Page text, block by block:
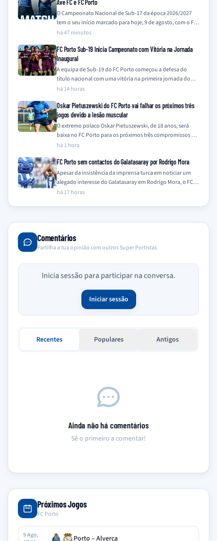
Ave FC e FC Porto
O Campeonato Nacional de Sub-17 da época 2026/2027
tem o seu início marcado para hoje, 9 de agosto, com o FC
Porto,…
há 47 minutos
FC Porto Sub-19 Inicia Campeonato com Vitória na Jornada
Inaugural
A equipa de Sub-19 do FC Porto começou a defesa do
título nacional com uma vitória na primeira jornada do
Campeonato Nacional…
há 14 horas
Oskar Pietuszewski do FC Porto vai falhar os próximos três
jogos devido a lesão muscular
O extremo polaco Oskar Pietuszewski, de 18 anos, será
baixa no FC Porto para os próximos três compromissos da
equipa, frente a…
há 1 hora
FC Porto sem contactos do Galatasaray por Rodrigo Mora
Apesar da insistência da imprensa turca em noticiar um
alegado interesse do Galatasaray em Rodrigo Mora, o FC
Porto nega qualquer contacto…
há 17 horas
Comentários
Partilha a tua opinião com outros Super Portistas
Inicia sessão para participar na conversa.
Iniciar sessão
Recentes Populares Antigos
Ainda não há comentários
Sê o primeiro a comentar!
Próximos Jogos
FC Porto
9 Ago,
Porto – Alverca